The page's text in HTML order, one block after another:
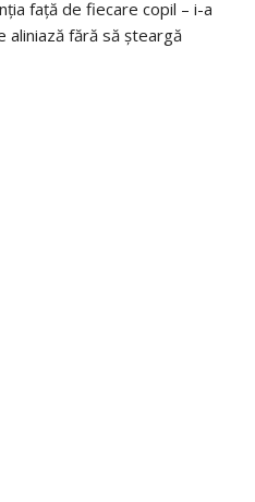
față de fiecare copil – i-a
aliniază fără să șteargă